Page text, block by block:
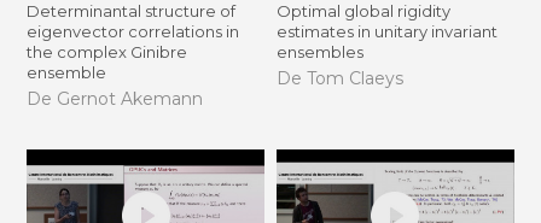
Determinantal structure of
eigenvector correlations in
the complex Ginibre
ensemble
De Gernot Akemann
Optimal global rigidity
estimates in unitary invariant
ensembles
De Tom Claeys